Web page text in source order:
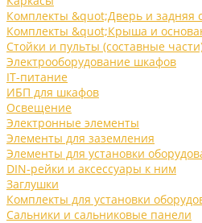
Комплекты &quot;Дверь и задняя
Комплекты &quot;Крыша и
Стойки и пульты (составные
Электрооборудование шкафов
IT-питание
ИБП для шкафов
Освещение
Электронные элементы
Элементы для заземления
Элементы для установки
DIN-рейки и аксессуары к ним
Заглушки
Комплекты для установки
Сальники и сальниковые панели